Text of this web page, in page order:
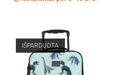
IŠPARDUOTA